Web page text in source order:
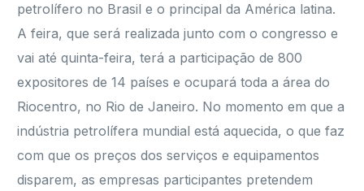
petrolífero no Brasil e o principal da América latina.
A feira, que será realizada junto com o congresso e
vai até quinta-feira, terá a participação de 800
expositores de 14 países e ocupará toda a área do
Riocentro, no Rio de Janeiro. No momento em que a
indústria petrolífera mundial está aquecida, o que faz
com que os preços dos serviços e equipamentos
disparem, as empresas participantes pretendem